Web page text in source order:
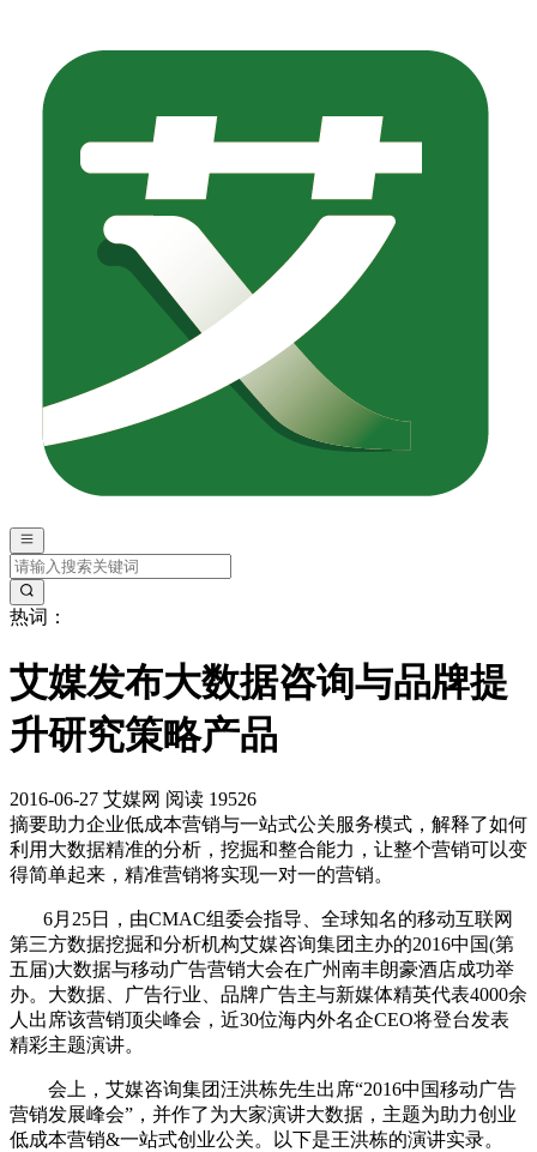
热词：
艾媒发布大数据咨询与品牌提
升研究策略产品
2016-06-27 艾媒网 阅读 19526
摘要助力企业低成本营销与一站式公关服务模式，解释了如何
利用大数据精准的分析，挖掘和整合能力，让整个营销可以变
得简单起来，精准营销将实现一对一的营销。
6月25日，由CMAC组委会指导、全球知名的移动互联网
第三方数据挖掘和分析机构艾媒咨询集团主办的2016中国(第
五届)大数据与移动广告营销大会在广州南丰朗豪酒店成功举
办。大数据、广告行业、品牌广告主与新媒体精英代表4000余
人出席该营销顶尖峰会，近30位海内外名企CEO将登台发表
精彩主题演讲。
会上，艾媒咨询集团汪洪栋先生出席“2016中国移动广告
营销发展峰会”，并作了为大家演讲大数据，主题为助力创业
低成本营销&一站式创业公关。以下是王洪栋的演讲实录。